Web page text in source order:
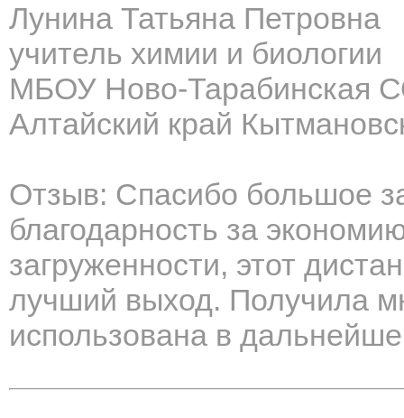
Лунина Татьяна Петровна
учитель химии и биологии
МБОУ Ново-Тарабинская
Алтайский край
Отзыв: Спасибо большое
благодарность за
загруженности, этот
лучший выход. Получила
использована в